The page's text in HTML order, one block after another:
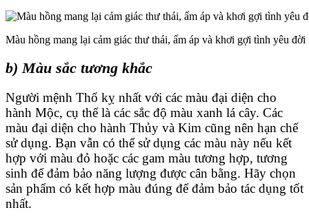
Màu hồng mang lại cảm giác thư thái, ấm áp và khơi gợi tình yêu đời
b) Màu sắc tương khắc
Người mệnh Thổ kỵ nhất với các màu đại diện cho
hành Mộc, cụ thể là các sắc độ màu xanh lá cây. Các
màu đại diện cho hành Thủy và Kim cũng nên hạn chế
sử dụng. Bạn vẫn có thể sử dụng các màu này nếu kết
hợp với màu đỏ hoặc các gam màu tương hợp, tương
sinh để đảm bảo năng lượng được cân bằng. Hãy chọn
sản phẩm có kết hợp màu đúng để đảm bảo tác dụng tốt
nhất.